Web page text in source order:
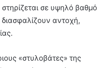
σε υψηλό βαθμό
αντοχή,
«στυλοβάτες» της